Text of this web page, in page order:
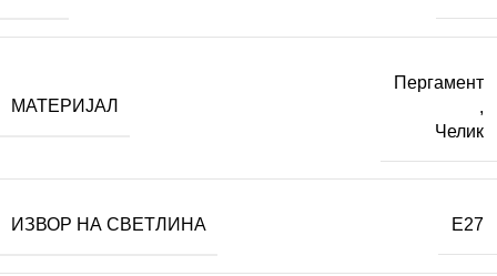
МАТЕРИЈАЛ
Пергамент
,
Челик
ИЗВОР НА СВЕТЛИНА E27